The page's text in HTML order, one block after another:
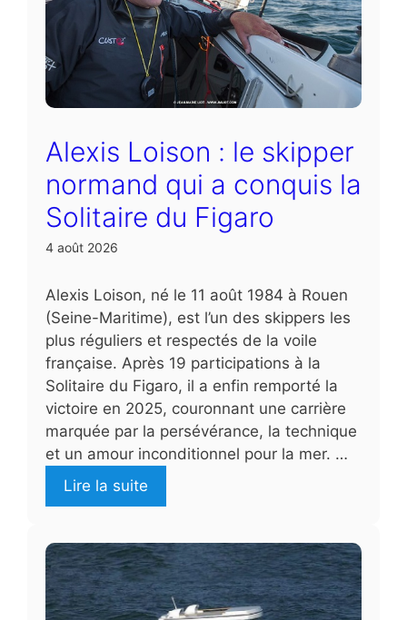
Alexis Loison : le skipper
normand qui a conquis la
Solitaire du Figaro
4 août 2026
Alexis Loison, né le 11 août 1984 à Rouen
(Seine-Maritime), est l’un des skippers les
plus réguliers et respectés de la voile
française. Après 19 participations à la
Solitaire du Figaro, il a enfin remporté la
victoire en 2025, couronnant une carrière
marquée par la persévérance, la technique
et un amour inconditionnel pour la mer. …
Lire la suite